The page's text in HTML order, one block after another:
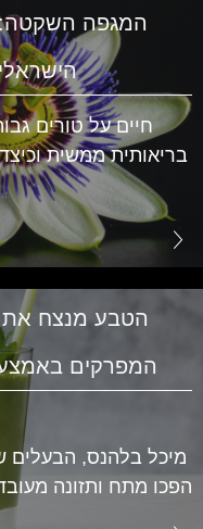
המגפה השקטה:
חיים על טורים
בריאותית ממשית
הטבע מנצח את
המפרקים
מיכל בלהנס, הבעלים
הפכו מתח ותזונה